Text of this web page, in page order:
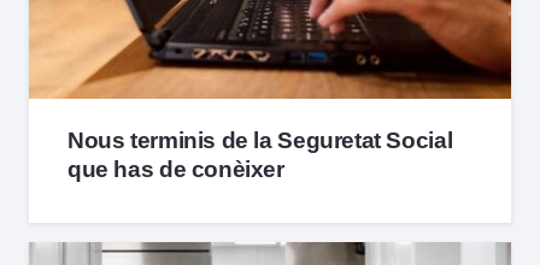
Nous terminis de la Seguretat Social
que has de conèixer